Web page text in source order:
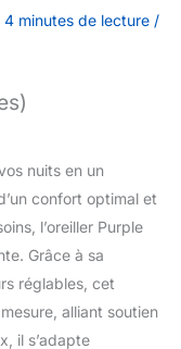
4 minutes de lecture /
nuits en un
confort optimal et
l’oreiller Purple
Grâce à sa
réglables, cet
alliant soutien
il s’adapte